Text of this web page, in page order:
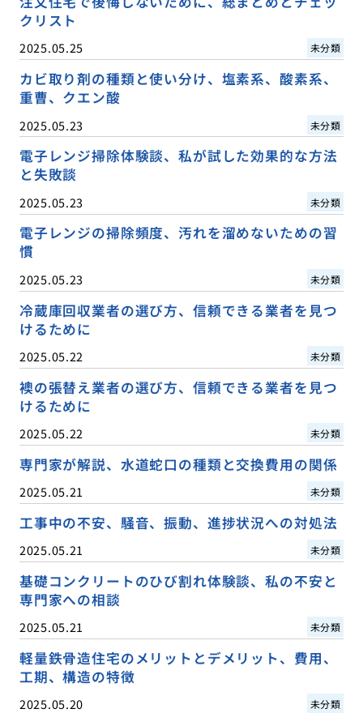
クリスト
2025.05.25 未分類
カビ取り剤の種類と使い分け、塩素系、酸素系、
重曹、クエン酸
2025.05.23 未分類
電子レンジ掃除体験談、私が試した効果的な方法
と失敗談
2025.05.23 未分類
電子レンジの掃除頻度、汚れを溜めないための習
慣
2025.05.23 未分類
冷蔵庫回収業者の選び方、信頼できる業者を見つ
けるために
2025.05.22 未分類
襖の張替え業者の選び方、信頼できる業者を見つ
けるために
2025.05.22 未分類
専門家が解説、水道蛇口の種類と交換費用の関係
2025.05.21 未分類
工事中の不安、騒音、振動、進捗状況への対処法
2025.05.21 未分類
基礎コンクリートのひび割れ体験談、私の不安と
専門家への相談
2025.05.21 未分類
軽量鉄骨造住宅のメリットとデメリット、費用、
工期、構造の特徴
2025.05.20 未分類